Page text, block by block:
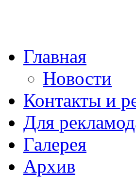
Главная
Новости
Контакты и
Для
Галерея
Архив